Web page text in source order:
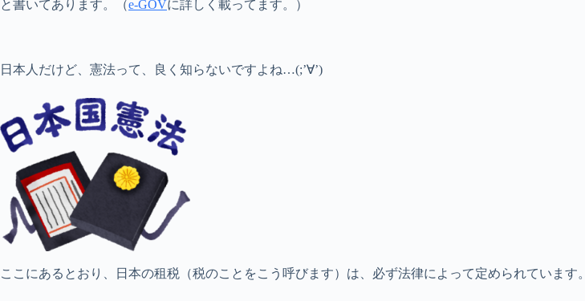
と書いてあります。（e-GOVに詳しく載ってます。）
日本人だけど、憲法って、良く知らないですよね…(;’∀’)
ここにあるとおり、日本の租税（税のことをこう呼びます）は、必ず法律によって定められています。